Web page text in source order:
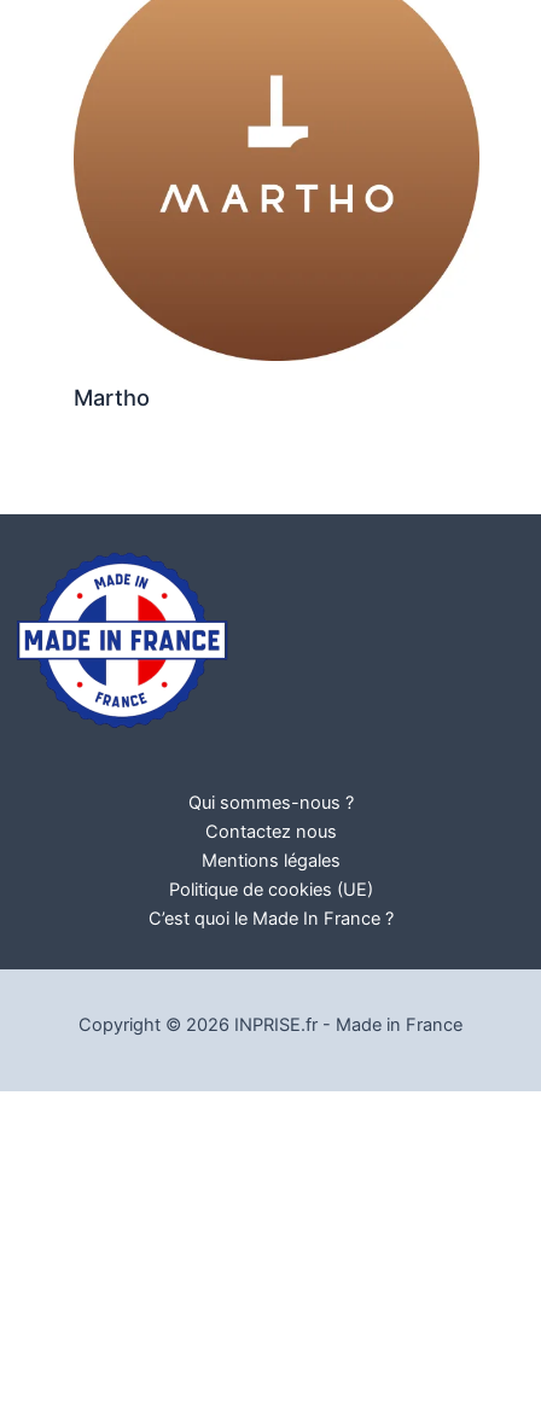
Martho
Qui sommes-nous ?
Contactez nous
Mentions légales
Politique de cookies (UE)
C’est quoi le Made In France ?
Copyright © 2026 INPRISE.fr - Made in France